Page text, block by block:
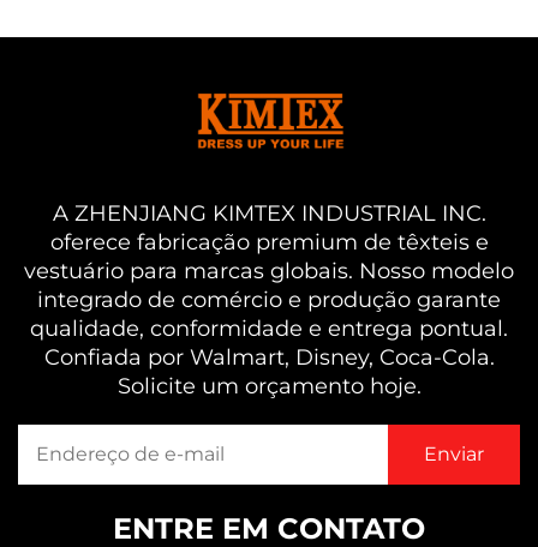
A ZHENJIANG KIMTEX INDUSTRIAL INC.
oferece fabricação premium de têxteis e
vestuário para marcas globais. Nosso modelo
integrado de comércio e produção garante
qualidade, conformidade e entrega pontual.
Confiada por Walmart, Disney, Coca-Cola.
Solicite um orçamento hoje.
ENTRE EM CONTATO